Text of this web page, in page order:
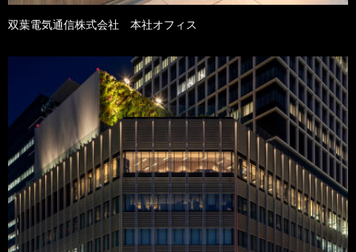
双葉電気通信株式会社 本社オフィス